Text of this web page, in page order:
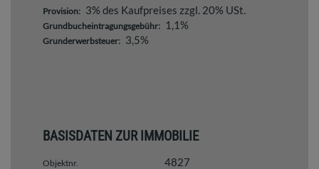
Provision: 3% des Kaufpreises zzgl. 20% USt.
Grundbucheintragungsgebühr: 1,1%
Grunderwerbsteuer: 3,5%
BASISDATEN ZUR IMMOBILIE
Objektnr. 4827